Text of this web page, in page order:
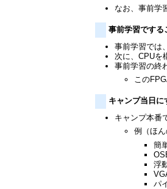
なお、事前学
事前学習でする
事前学習では
次に、CPUを
事前学習の終
この
キャンプ当日に
キャンプ本番
例（ほ
簡
浮
パ